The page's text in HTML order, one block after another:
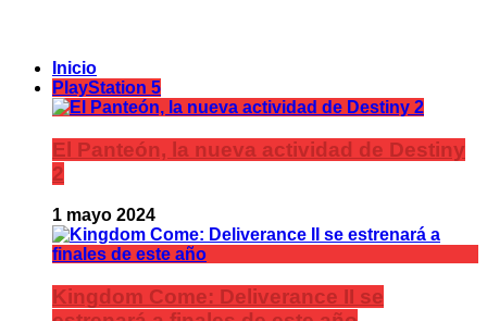
Inicio
PlayStation 5
El Panteón, la nueva actividad de Destiny
2
1 mayo 2024
Kingdom Come: Deliverance II se